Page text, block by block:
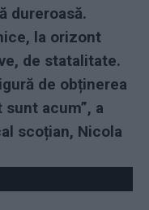
dureroasă.
la orizont
de statalitate.
de obținerea
acum”, a
scoțian, Nicola